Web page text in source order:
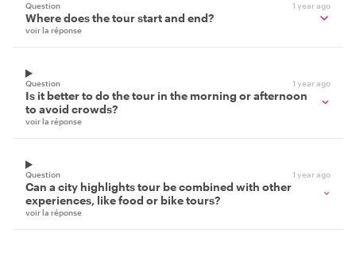
Question 1 year ago
Where does the tour start and end?
voir la réponse
Question 1 year ago
Is it better to do the tour in the morning or afternoon
to avoid crowds?
voir la réponse
Question 1 year ago
Can a city highlights tour be combined with other
experiences, like food or bike tours?
voir la réponse